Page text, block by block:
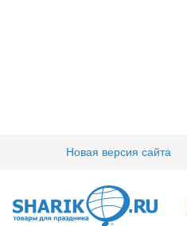
Новая версия сайта
Товары для праздника/
ДР Конфетти Party бел 33см6шт